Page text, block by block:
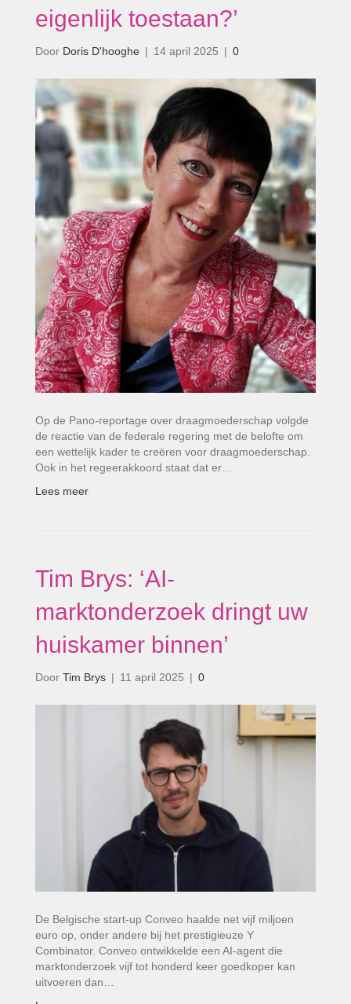
eigenlijk toestaan?’
Door Doris D'hooghe | 14 april 2025 | 0
Op de Pano-reportage over draagmoederschap volgde
de reactie van de federale regering met de belofte om
een wettelijk kader te creëren voor draagmoederschap.
Ook in het regeerakkoord staat dat er…
Lees meer
Tim Brys: ‘AI-
marktonderzoek dringt uw
huiskamer binnen’
Door Tim Brys | 11 april 2025 | 0
De Belgische start-up Conveo haalde net vijf miljoen
euro op, onder andere bij het prestigieuze Y
Combinator. Conveo ontwikkelde een AI-agent die
marktonderzoek vijf tot honderd keer goedkoper kan
uitvoeren dan…